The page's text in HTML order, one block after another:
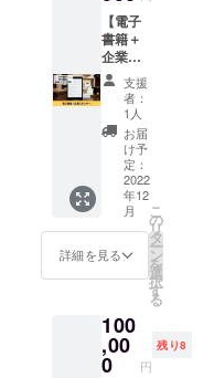
ご記入
くださ
い。 ※
ニック
ネーム
でのご
参加も
できま
す。 ※
掲載期
間は
2022年
12月か
ら1年間
です。
ホーム
ページ
のリン
クを掲
載させ
ていた
だきま
す。 ※
掲載内
容は
メール
にて打
合せさ
せてい
ただき
※ネット
販売や
企業イ
メージ
【電子
書籍＋
企業ス
ポン
サー】
①Twitte
r運用書
籍をお
届けし
ます。
②電子
書籍に
企業
名、企
業のQR
コード
させて
いただ
きま
支援
者：
1人
お届
け予
定：
2022
年12
月
詳細を見る
こ
の
リ
タ
ー
ン
を
選
択
す
る
100
,00
0 円
残り8